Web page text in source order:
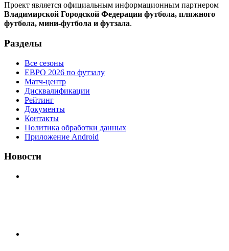
Проект является официальным информационным партнером
Владимирской Городской Федерации футбола, пляжного
футбола, мини-футбола и футзала.
Разделы
Все сезоны
ЕВРО 2026 по футзалу
Матч-центр
Дисквалификации
Рейтинг
Документы
Контакты
Политика обработки данных
Приложение Android
Новости